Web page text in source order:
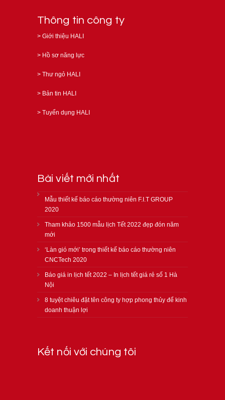
Thông tin công ty
> Giới thiệu HALI
> Hồ sơ năng lực
> Thư ngỏ HALI
> Bản tin HALI
> Tuyển dụng HALI
Bài viết mới nhất
Mẫu thiết kế báo cáo thường niên F.I.T GROUP
2020
Tham khảo 1500 mẫu lịch Tết 2022 đẹp đón năm
mới
‘Làn gió mới’ trong thiết kế báo cáo thường niên
CNCTech 2020
Báo giá in lịch tết 2022 – In lịch tết giá rẻ số 1 Hà
Nội
8 tuyệt chiêu đặt tên công ty hợp phong thủy để kinh
doanh thuận lợi
Kết nối với chúng tôi